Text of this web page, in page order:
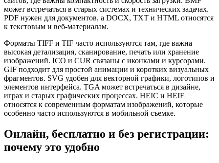
может встречаться в старых системах и технических задачах.
PDF нужен для документов, а DOCX, TXT и HTML относятся
к текстовым и веб-материалам.
Форматы TIFF и TIF часто используются там, где важна
высокая детализация, сканирование, печать или хранение
изображений. ICO и CUR связаны с иконками и курсорами.
GIF подходит для простой анимации и коротких визуальных
фрагментов. SVG удобен для векторной графики, логотипов и
элементов интерфейса. TGA может встречаться в дизайне,
играх и старых графических процессах. HEIC и HEIF
относятся к современным форматам изображений, которые
особенно часто используются в мобильной съемке.
Онлайн, бесплатно и без регистрации:
почему это удобно